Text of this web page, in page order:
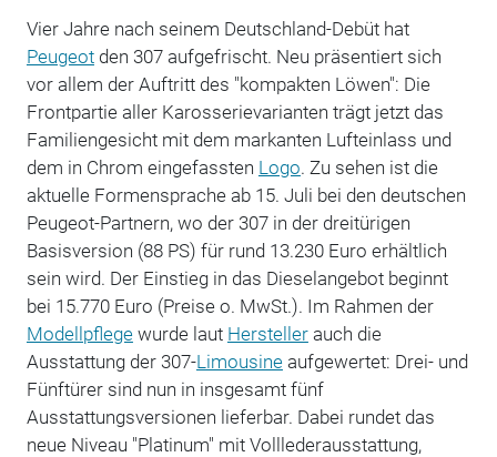
Vier Jahre nach seinem Deutschland-Debüt hat
Peugeotden 307 aufgefrischt. Neu präsentiert sich
vor allem der Auftritt des "kompakten Löwen": Die
Frontpartie aller Karosserievarianten trägt jetzt das
Familiengesicht mit dem markanten Lufteinlass und
dem in Chrom eingefassten Logo. Zu sehen ist die
aktuelle Formensprache ab 15. Juli bei den deutschen
Peugeot-Partnern, wo der 307 in der dreitürigen
Basisversion (88 PS) für rund 13.230 Euro erhältlich
sein wird. Der Einstieg in das Dieselangebot beginnt
bei 15.770 Euro (Preise o. MwSt.). Im Rahmen der
Modellpflegewurde laut Herstellerauch die
Ausstattung der 307-Limousineaufgewertet: Drei- und
Fünftürer sind nun in insgesamt fünf
Ausstattungsversionen lieferbar. Dabei rundet das
neue Niveau "Platinum" mit Volllederausstattung,